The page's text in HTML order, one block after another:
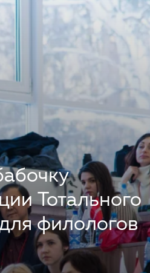
Тотального
филологов